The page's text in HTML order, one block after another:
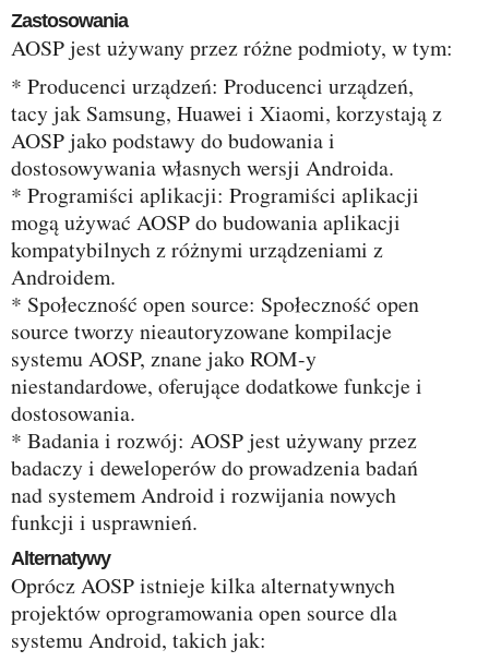
Zastosowania
AOSP jest używany przez różne podmioty, w tym:
* Producenci urządzeń: Producenci urządzeń,
tacy jak Samsung, Huawei i Xiaomi, korzystają z
AOSP jako podstawy do budowania i
dostosowywania własnych wersji Androida.
* Programiści aplikacji: Programiści aplikacji
mogą używać AOSP do budowania aplikacji
kompatybilnych z różnymi urządzeniami z
Androidem.
* Społeczność open source: Społeczność open
source tworzy nieautoryzowane kompilacje
systemu AOSP, znane jako ROM-y
niestandardowe, oferujące dodatkowe funkcje i
dostosowania.
* Badania i rozwój: AOSP jest używany przez
badaczy i deweloperów do prowadzenia badań
nad systemem Android i rozwijania nowych
funkcji i usprawnień.
Alternatywy
Oprócz AOSP istnieje kilka alternatywnych
projektów oprogramowania open source dla
systemu Android, takich jak: